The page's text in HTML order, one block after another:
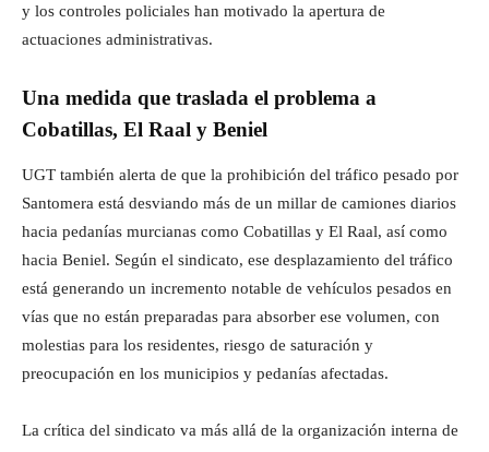
y los controles policiales han motivado la apertura de
actuaciones administrativas.
Una medida que traslada el problema a
Cobatillas, El Raal y Beniel
UGT también alerta de que la prohibición del tráfico pesado por
Santomera está desviando más de un millar de camiones diarios
hacia pedanías murcianas como Cobatillas y El Raal, así como
hacia Beniel. Según el sindicato, ese desplazamiento del tráfico
está generando un incremento notable de vehículos pesados en
vías que no están preparadas para absorber ese volumen, con
molestias para los residentes, riesgo de saturación y
preocupación en los municipios y pedanías afectadas.
La crítica del sindicato va más allá de la organización interna de